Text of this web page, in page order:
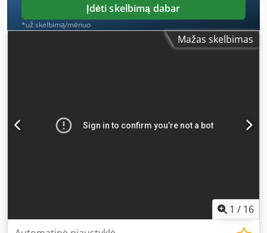
Įdėti skelbimą dabar
*už skelbimą/mėnuo
Mažas skelbimas
1 / 16